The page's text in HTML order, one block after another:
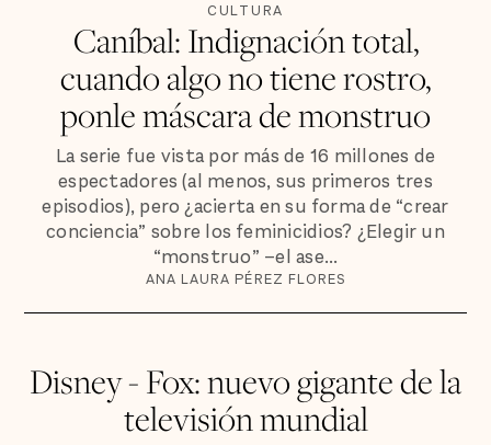
CULTURA
Caníbal: Indignación total,
cuando algo no tiene rostro,
ponle máscara de monstruo
La serie fue vista por más de 16 millones de
espectadores (al menos, sus primeros tres
episodios), pero ¿acierta en su forma de “crear
conciencia” sobre los feminicidios? ¿Elegir un
“monstruo” –el ase...
ANA LAURA PÉREZ FLORES
Disney - Fox: nuevo gigante de la
televisión mundial